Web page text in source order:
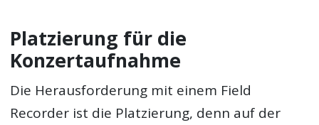
Platzierung für die
Konzertaufnahme
Die Herausforderung mit einem Field
Recorder ist die Platzierung, denn auf der